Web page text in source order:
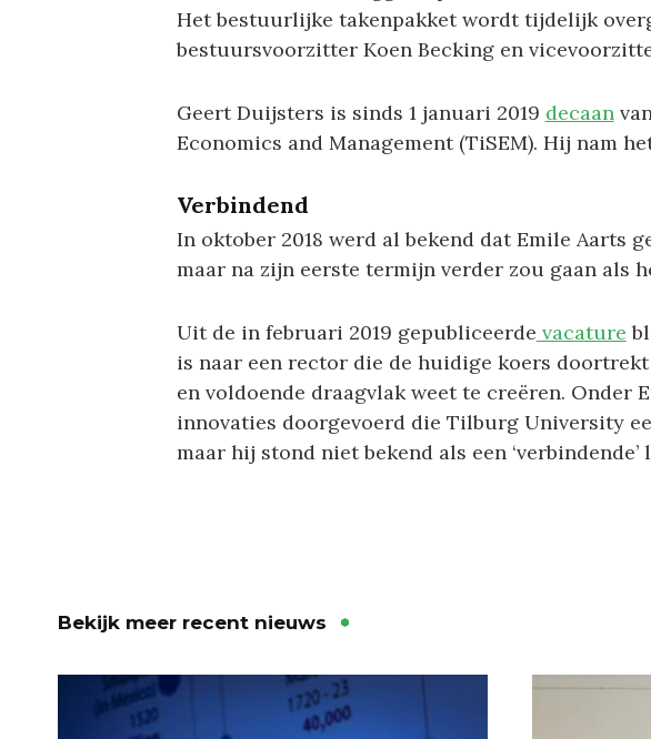
Het bestuurlijke takenpakket wordt tijdelijk
bestuursvoorzitter Koen Becking en
Geert Duijsters is sinds 1 januari 2019 decaan
Economics and Management (TiSEM). Hij nam
Verbindend
In oktober 2018 werd al bekend dat Emile Aarts
maar na zijn eerste termijn verder zou gaan als
Uit de in februari 2019 gepubliceerde vacature
is naar een rector die de huidige koers
en voldoende draagvlak weet te creëren. Onder
innovaties doorgevoerd die Tilburg University
maar hij stond niet bekend als een ‘verbindende’
Bekijk meer recent nieuws